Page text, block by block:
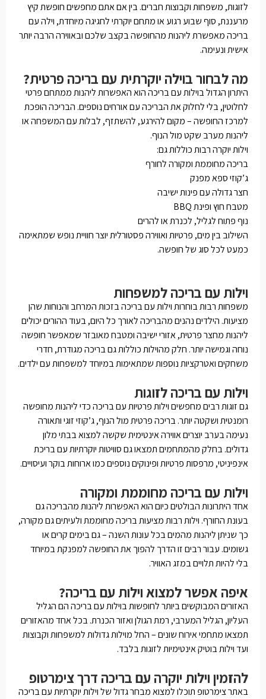
לזוגות, משפחות וקבוצות חברים. בין אם אתם מחפשים חופשת קיץ
מרעננת, סוף שבוע רגוע או מתחם יוקרתי לחגיגה מיוחדת, וילה עם
בריכה מאפשרת ליהנות מהחופשה בקצב שלכם ובאווירה הרבה יותר
אישית ונעימה.
מה לבחור בוילה יוקרתית עם בריכה פרטית?
היתרון הגדול בוילות עם בריכה הוא האפשרות ליהנות ממתחם פרטי
לחלוטין, בלי לחלוק את הבריכה עם אורחים נוספים. הבריכה הופכת
למרכז החופשה – מקום להירגע, להשתזף, לבלות עם המשפחה או
ליהנות מערב שקט מול הנוף.
וילות יוקרה רבות כוללות גם:
בריכה מחוממת ומקורה לחורף
ג’קוזי ספא מפנק
חצר גדולה עם פינות ישיבה
מטבח חוץ ופינת BBQ
נוף פתוח לגליל, לכנרת או להרים
השילוב בין מים, פרטיות ואווירה פסטורלית יוצר חוויית נופש שמתאימה
כמעט לכל סוג של חופשה.
וילות עם בריכה למשפחות
משפחות רבות בוחרות וילות עם בריכה בזכות המרחב והנוחות שהן
מציעות. הילדים נהנים מהבריכה לאורך כל היום, בעוד ההורים יכולים
ליהנות מחצר פרטית, אזורי ישיבה ומטבח מאובזר שמאפשר חופשה
נוחה וגמישה יותר. חלק מהוילות כוללות גם בריכה מגודרת, חדרי
משחקים ואטרקציות נוספות שמתאימות במיוחד למשפחות עם ילדים.
וילות עם בריכה לזוגות
גם זוגות רבים מחפשים וילות פרטיות עם בריכה כדי ליהנות מחופשה
רומנטית ושקטה יותר. בריכה פרטית מול הנוף, ג’קוזי זוגי ותאורה
נעימה בערב יוצרים אווירה אינטימית שקשה למצוא בבתי מלון
גדולים. בחלק מהמתחמים תמצאו גם סוויטות יוקרתיות עם בריכת
אינפיניטי, מרפסות פרטיות ופינוקים נוספים כמו ארוחות בוקר ועיסויים.
וילות עם בריכה מחוממת ומקורה
אחד היתרונות הבולטים כיום הוא האפשרות ליהנות מהבריכה גם
בעונת החורף. וילות רבות מציעות בריכה מחוממת ולעיתים גם מקורה,
כך שניתן ליהנות מהמים בכל עונות השנה – גם בימים קרים או
גשומים. עבור רבים זו הדרך להפוך את החופשה למפנקת במיוחד
בלי להיות תלויים במזג האוויר.
איפה אפשר למצוא וילות עם בריכה?
האזורים המבוקשים ביותר לחופשות בוילות עם בריכה הם הגליל
העליון, הגליל המערבי, רמת הגולן ואזור הכנרת. בכל אחד מהאזורים
תמצאו מתחמי אירוח שונים – החל מוילות גדולות למשפחות וקבוצות
ועד וילות בוטיק אינטימיות לזוגות בלבד.
להזמין וילות יוקרה עם בריכה דרך צימרטופ
באתר צימרטופ תוכלו למצוא מבחר גדול של וילות יוקרתיות עם בריכה